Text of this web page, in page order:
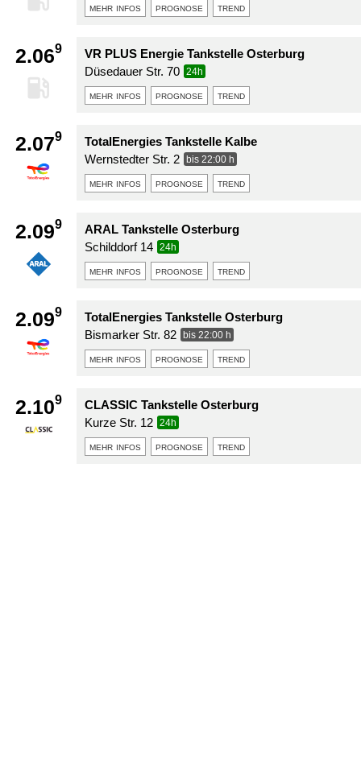
mehr infos prognose trend
2.069
VR PLUS Energie Tankstelle Osterburg
Düsedauer Str. 70
24h
mehr infos prognose trend
2.079
TotalEnergies Tankstelle Kalbe
Wernstedter Str. 2
bis 22:00 h
mehr infos prognose trend
2.099
ARAL Tankstelle Osterburg
Schilddorf 14
24h
mehr infos prognose trend
2.099
TotalEnergies Tankstelle Osterburg
Bismarker Str. 82
bis 22:00 h
mehr infos prognose trend
2.109
CLASSIC Tankstelle Osterburg
Kurze Str. 12
24h
mehr infos prognose trend